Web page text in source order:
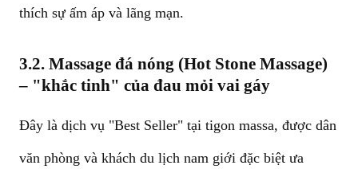
thích sự ấm áp và lãng mạn.
3.2. Massage đá nóng (Hot Stone Massage)
– "khắc tinh" của đau mỏi vai gáy
Đây là dịch vụ "Best Seller" tại tigon massa, được dân
văn phòng và khách du lịch nam giới đặc biệt ưa